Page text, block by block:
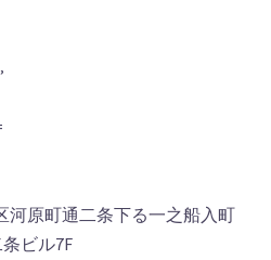
河原町通二条下る一之船入町
ビル7F